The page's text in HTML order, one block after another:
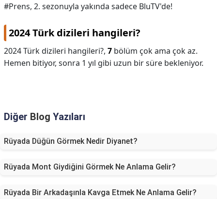
#Prens, 2. sezonuyla yakında sadece BluTV'de!
2024 Türk dizileri hangileri?
2024 Türk dizileri hangileri?, 7 bölüm çok ama çok az.
Hemen bitiyor, sonra 1 yıl gibi uzun bir süre bekleniyor.
Diğer Blog Yazıları
Rüyada Düğün Görmek Nedir Diyanet?
Rüyada Mont Giydiğini Görmek Ne Anlama Gelir?
Rüyada Bir Arkadaşınla Kavga Etmek Ne Anlama Gelir?